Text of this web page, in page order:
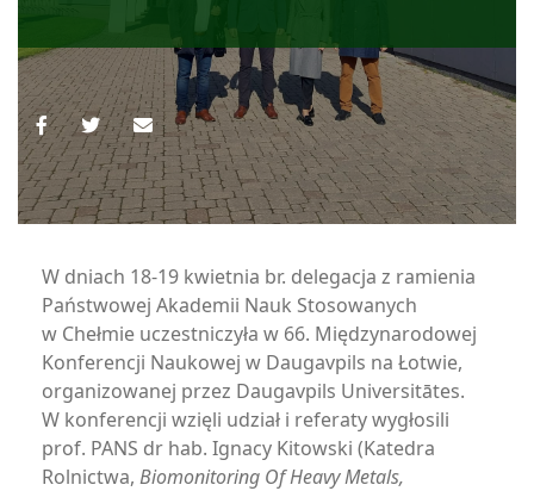
W dniach 18-19 kwietnia br. delegacja z ramienia
Państwowej Akademii Nauk Stosowanych
w Chełmie uczestniczyła w 66. Międzynarodowej
Konferencji Naukowej w Daugavpils na Łotwie,
organizowanej przez Daugavpils Universitātes.
W konferencji wzięli udział i referaty wygłosili
prof. PANS dr hab. Ignacy Kitowski (Katedra
Rolnictwa, Biomonitoring Of Heavy Metals,